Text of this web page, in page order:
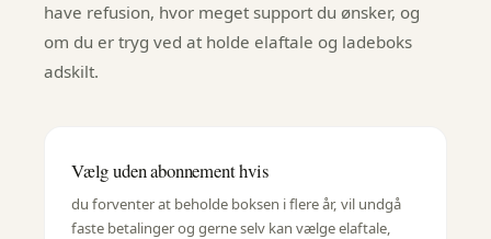
have refusion, hvor meget support du ønsker, og
om du er tryg ved at holde elaftale og ladeboks
adskilt.
Vælg uden abonnement hvis
du forventer at beholde boksen i flere år, vil undgå
faste betalinger og gerne selv kan vælge elaftale,